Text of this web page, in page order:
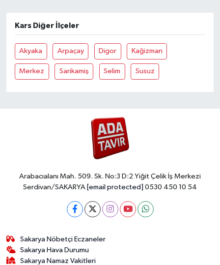
Kars Diğer İlçeler
Akyaka Arpaçay Digor Kağizman
Merkez Sarikamiş Selim Susuz
Arabacıalanı Mah. 509. Sk. No:3 D:2 Yiğit Çelik İş Merkezi
Serdivan/SAKARYA [email protected] 0530 450 10 54
Sakarya Nöbetçi Eczaneler
Sakarya Hava Durumu
Sakarya Namaz Vakitleri